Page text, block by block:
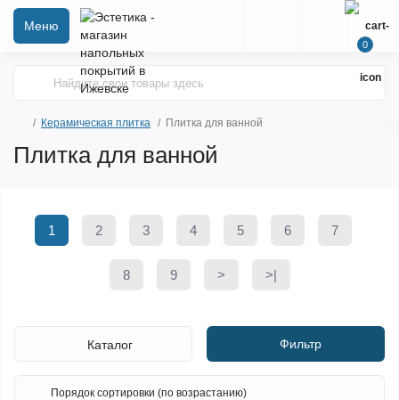
Меню
0
Керамическая плитка Плитка для ванной
Плитка для ванной
1 2 3 4 5 6 7
8 9 > >|
Фильтр
Каталог